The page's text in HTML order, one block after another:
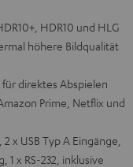
HDR10 und HLG
höhere Bildqualität
direktes Abspielen
Prime, Netflix und
x USB Typ A Eingänge,
1 x RS-232, inklusive